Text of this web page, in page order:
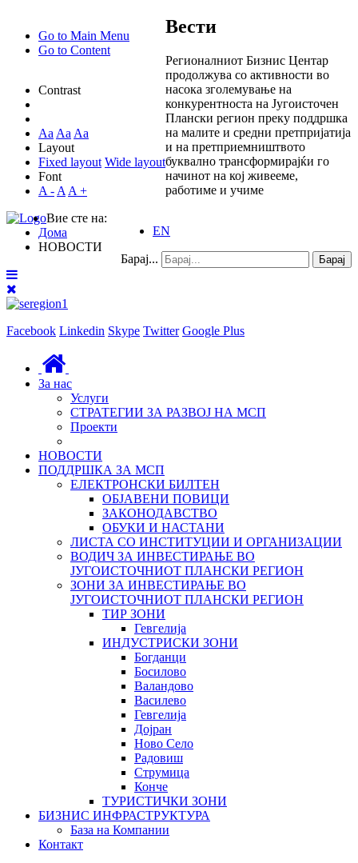
Go to Main Menu
Go to Content
Contrast
Aa Aa Aa
Layout
Fixed layout Wide layout
Font
A - A A +
EN
Барај... Барај
Facebook Linkedin Skype Twitter Google Plus
За нас
Услуги
СТРАТЕГИИ ЗА РАЗВОЈ НА МСП
Проекти
НОВОСТИ
ПОДДРШКА ЗА МСП
ЕЛЕКТРОНСКИ БИЛТЕН
ОБЈАВЕНИ ПОВИЦИ
ЗАКОНОДАВСТВО
ОБУКИ И НАСТАНИ
ЛИСТА СО ИНСТИТУЦИИ И ОРГАНИЗАЦИИ
ВОДИЧ ЗА ИНВЕСТИРАЊЕ ВО
ЈУГОИСТОЧНИОТ ПЛАНСКИ РЕГИОН
ЗОНИ ЗА ИНВЕСТИРАЊЕ ВО
ЈУГОИСТОЧНИОТ ПЛАНСКИ РЕГИОН
ТИР ЗОНИ
Гевгелија
ИНДУСТРИСКИ ЗОНИ
Богданци
Босилово
Валандово
Василево
Гевгелија
Дојран
Ново Село
Радовиш
Струмица
Конче
ТУРИСТИЧКИ ЗОНИ
БИЗНИС ИНФРАСТРУКТУРА
База на Компании
Контакт
Вести
Регионалниот Бизнис Центар
продолжува со активности во
насока зголемување на
конкурентноста на Југоисточен
Плански регион преку поддршка
на малите и средни претпријатија
и на претприемништвото
буквално трансформирајќи го
начинот на кој живееме,
работиме и учиме
Вие сте на:
Дома
НОВОСТИ